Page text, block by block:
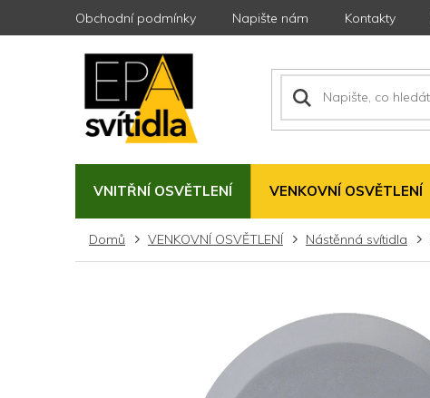
Obchodní podmínky Napište nám Kontakty
VNITŘNÍ OSVĚTLENÍ VENKOVNÍ OSVĚTLENÍ
Domů VENKOVNÍ OSVĚTLENÍ Nástěnná svítidla